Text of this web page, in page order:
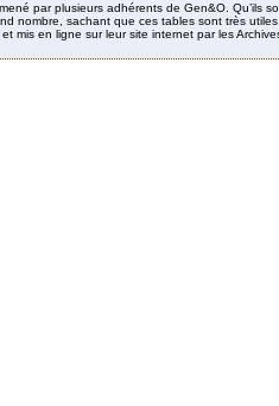
par plusieurs adhérents de Gen&O. Qu’ils
nombre, sachant que ces tables sont très
mis en ligne sur leur site internet par les